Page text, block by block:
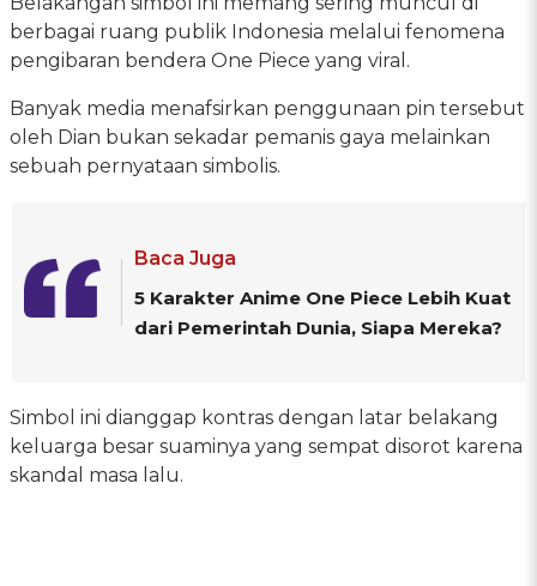
berbagai ruang publik Indonesia melalui fenomena
pengibaran bendera One Piece yang viral.
Banyak media menafsirkan penggunaan pin tersebut
oleh Dian bukan sekadar pemanis gaya melainkan
sebuah pernyataan simbolis.
Baca Juga
5 Karakter Anime One Piece Lebih Kuat
dari Pemerintah Dunia, Siapa Mereka?
Simbol ini dianggap kontras dengan latar belakang
keluarga besar suaminya yang sempat disorot karena
skandal masa lalu.